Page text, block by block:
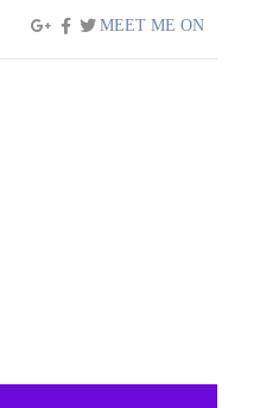
MEET ME ON